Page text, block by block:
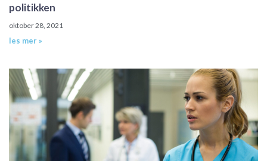
politikken
oktober 28, 2021
les mer »